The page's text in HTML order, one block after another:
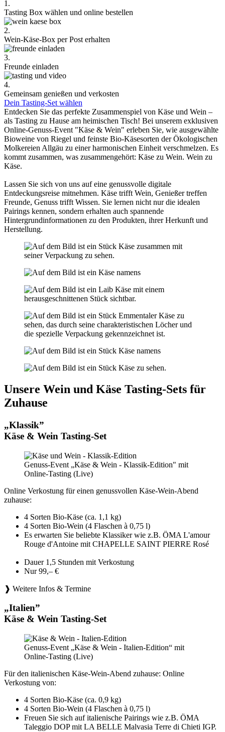
1.
Tasting Box wählen und online bestellen
2.
Wein-Käse-Box per Post erhalten
3.
Freunde einladen
4.
Gemeinsam genießen und verkosten
Dein Tasting-Set wählen
Entdecken Sie das perfekte Zusammenspiel von Käse und Wein –
als Tasting zu Hause am heimischen Tisch! Bei unserem exklusiven
Online-Genuss-Event "Käse & Wein" erleben Sie, wie ausgewählte
Bioweine von Riegel und feinste Bio-Käsesorten der Ökologischen
Molkereien Allgäu zu einer harmonischen Einheit verschmelzen. Es
kommt zusammen, was zusammengehört: Käse zu Wein. Wein zu
Käse.
Lassen Sie sich von uns auf eine genussvolle digitale
Entdeckungsreise mitnehmen. Käse trifft Wein, Genießer treffen
Freunde, Genuss trifft Wissen. Sie lernen nicht nur die idealen
Pairings kennen, sondern erhalten auch spannende
Hintergrundinformationen zu den Produkten, ihrer Herkunft und
Herstellung.
Unsere Wein und Käse Tasting-Sets für
Zuhause
„Klassik”
Käse & Wein Tasting-Set
Genuss-Event „Käse & Wein - Klassik-Edition" mit
Online-Tasting (Live)
Online Verkostung für einen genussvollen Käse-Wein-Abend
zuhause:
4 Sorten Bio-Käse (ca. 1,1 kg)
4 Sorten Bio-Wein (4 Flaschen à 0,75 l)
Es erwarten Sie beliebte Klassiker wie z.B. ÖMA L'amour
Rouge d'Antoine mit CHAPELLE SAINT PIERRE Rosé
Dauer 1,5 Stunden mit Verkostung
Nur 99,– €
❱ Weitere Infos & Termine
„Italien”
Käse & Wein Tasting-Set
Genuss-Event „Käse & Wein - Italien-Edition“ mit
Online-Tasting (Live)
Für den italienischen Käse-Wein-Abend zuhause: Online
Verkostung von:
4 Sorten Bio-Käse (ca. 0,9 kg)
4 Sorten Bio-Wein (4 Flaschen à 0,75 l)
Freuen Sie sich auf italienische Pairings wie z.B. ÖMA
Taleggio DOP mit LA BELLE Malvasia Terre di Chieti IGP.